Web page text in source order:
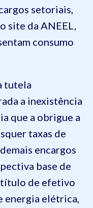
setoriais,
site da ANEEL,
consumo
tutela
a inexistência
que a obrigue a
taxas de
encargos
base de
título de efetivo
energia elétrica,